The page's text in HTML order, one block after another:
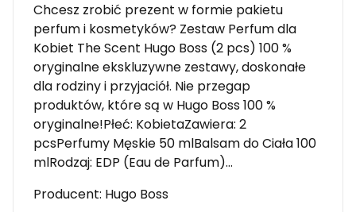
Chcesz zrobić prezent w formie pakietu
perfum i kosmetyków? Zestaw Perfum dla
Kobiet The Scent Hugo Boss (2 pcs) 100 %
oryginalne ekskluzywne zestawy, doskonałe
dla rodziny i przyjaciół. Nie przegap
produktów, które są w Hugo Boss 100 %
oryginalne!Płeć: KobietaZawiera: 2
pcsPerfumy Męskie 50 mlBalsam do Ciała 100
mlRodzaj: EDP (Eau de Parfum)…
Producent: Hugo Boss